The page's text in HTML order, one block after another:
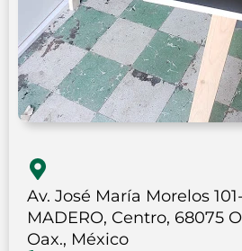
Av. José María Morelos
MADERO, Centro, 68075
Oax., México